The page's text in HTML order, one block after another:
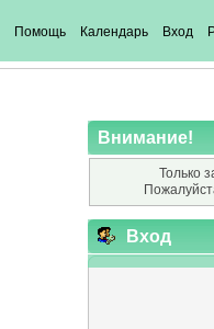
Помощь Календарь Вход
Внимание!
Только
Вход